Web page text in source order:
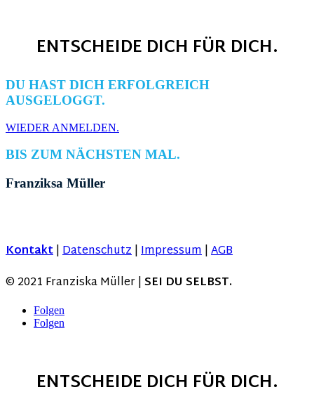
ENTSCHEIDE DICH FÜR DICH.
DU HAST DICH ERFOLGREICH
AUSGELOGGT.
WIEDER ANMELDEN.
BIS ZUM NÄCHSTEN MAL.
Franziksa Müller
Kontakt|Datenschutz|Impressum|AGB
© 2021 Franziska Müller |SEI DU SELBST.
Folgen
Folgen
ENTSCHEIDE DICH FÜR DICH.